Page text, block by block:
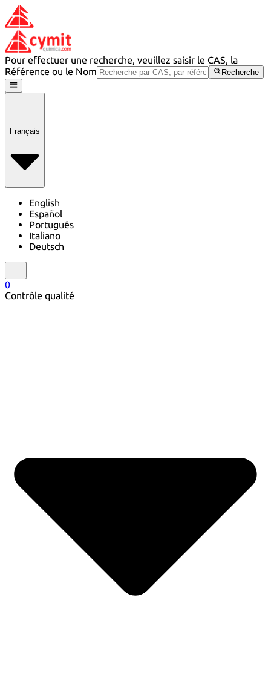
Pour effectuer une recherche, veuillez saisir le CAS, la
Référence ou le Nom
Recherche
Français
English
Español
Português
Italiano
Deutsch
0
Contrôle qualité